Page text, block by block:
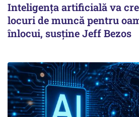
Inteligența artificială va
locuri de muncă pentru
înlocui, susține Jeff Bezos